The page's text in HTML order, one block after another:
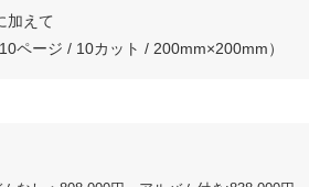
加えて
ページ / 10カット / 200mm×200mm）